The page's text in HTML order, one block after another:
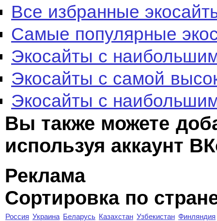
Все избранные
Самые популярные
Экосайты с
Экосайты с самой
Экосайты с
Вы также можете
используя аккаунт
Реклама
Сортировка по
Россия Украина Беларусь Казахстан Узбекистан Финляндия